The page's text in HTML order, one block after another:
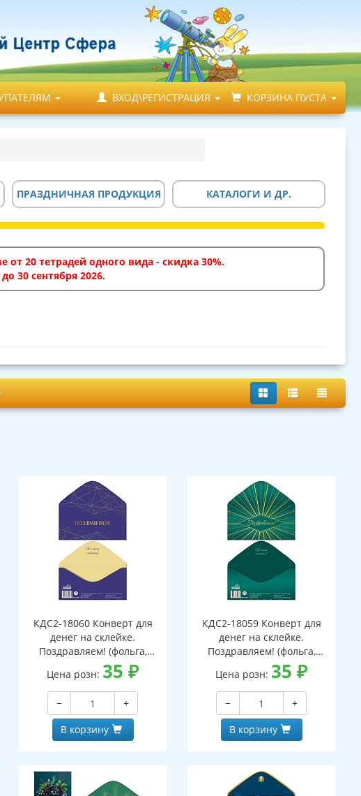
ВХОД\РЕГИСТРАЦИЯ КОРЗИНА ПУСТА
ПРАЗДНИЧНАЯ ПРОДУКЦИЯ КАТАЛОГИ И ДР.
20 тетрадей одного вида - скидка 30%.
30 сентября 2026.
КДС2-18060 Конверт для
денег на склейке.
Поздравляем! (фольга,
мужской, однотонный,
узоры)
Цена розн: 35₽
−
+
В корзину
КДС2-18059 Конверт для
денег на склейке.
Поздравляем! (фольга,
мужской, узоры)
Цена розн: 35₽
−
+
В корзину